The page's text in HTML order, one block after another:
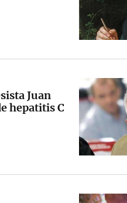
Juan
hepatitis C